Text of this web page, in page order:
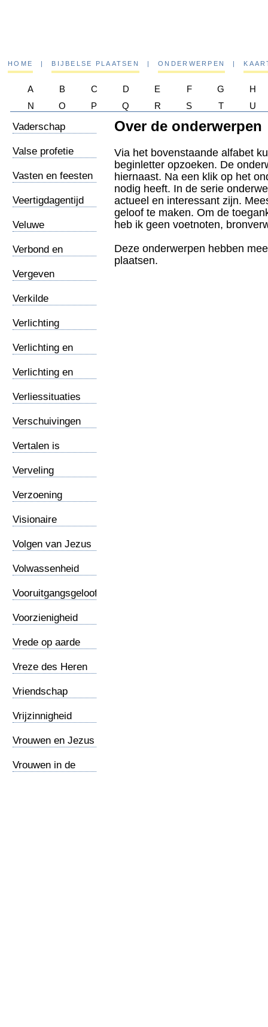
HOME | BIJBELSE PLAATSEN | ONDERWERPEN |
A B C D E F G
H
N
O P Q R S T U
Vaderschap
Valse profetie
Vasten en feesten
Veertigdagentijd
Veluwe
Verbond en
Vergeven
Verkilde
Verlichting
Verlichting en
Verlichting en
Verliessituaties
Verschuivingen
Vertalen is
Verveling
Verzoening
Visionaire
Jezus
Volgen van Jezus
Volwassenheid
Vooruitgangsgeloof
Voorzienigheid
Vrede op aarde
Vreze des Heren
Vriendschap
Vrijzinnigheid
Vrouwen en Jezus
Vrouwen in de
Over de onderwerpen
Via het bovenstaande alfabet
beginletter opzoeken. De
hiernaast. Na een klik op het
nodig heeft. In de serie
actueel en interessant zijn.
geloof te maken. Om de
heb ik geen voetnoten,
Deze onderwerpen hebben
plaatsen.